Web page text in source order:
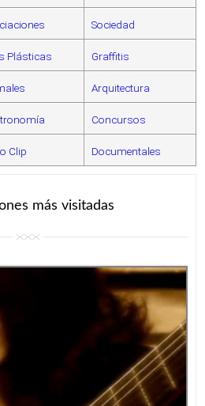
Sociedad
Plásticas Graffitis
Arquitectura
Concursos
Clip Documentales
más visitadas